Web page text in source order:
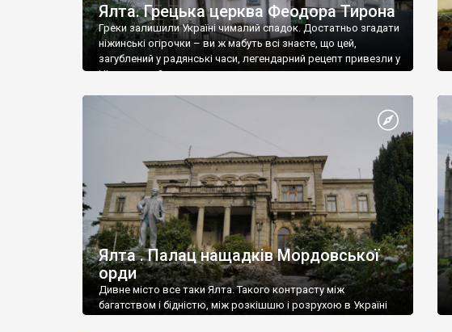
Ялта. Грецька церква Феодора Тирона
Греки залишили Україні чималий спадок. Достатньо згадати
ніжинські огірочки – ви ж мабуть всі знаєте, що цей,
загублений у радянські часи, легендарний рецепт привезли у
Ніжин греки?
Ялта . Палац нащадків Мордовської
орди
Дивне місто все таки Ялта. Такого контрасту між
багатством і бідністю, між розкішшю і розрухою в Україні